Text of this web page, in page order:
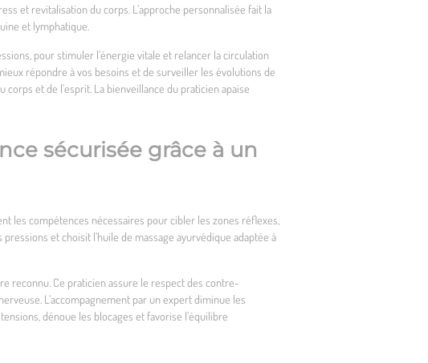
et revitalisation du corps. L’approche personnalisée fait la
et lymphatique.
pour stimuler l’énergie vitale et relancer la circulation
répondre à vos besoins et de surveiller les évolutions de
et de l’esprit. La bienveillance du praticien apaise
sécurisée grâce à un
les compétences nécessaires pour cibler les zones réflexes,
et choisit l’huile de massage ayurvédique adaptée à
reconnu. Ce praticien assure le respect des contre-
L’accompagnement par un expert diminue les
dénoue les blocages et favorise l’équilibre